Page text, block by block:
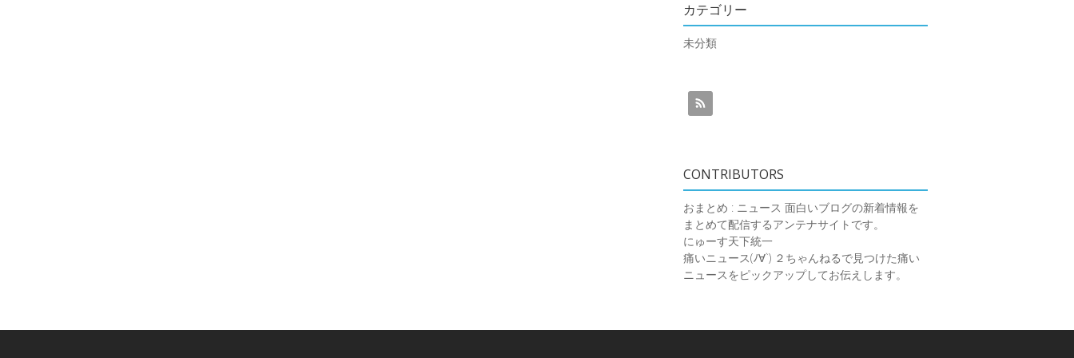
カテゴリー
未分類
CONTRIBUTORS
おまとめ : ニュース 面白いブログの新着情報を
まとめて配信するアンテナサイトです。
にゅーす天下統一
痛いニュース(ﾉ∀`) ２ちゃんねるで見つけた痛い
ニュースをピックアップしてお伝えします。